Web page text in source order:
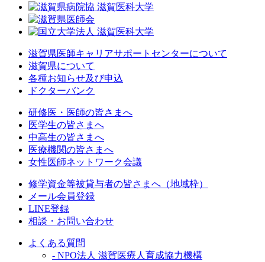
滋賀県医師キャリアサポートセンターについて
滋賀県について
各種お知らせ及び申込
ドクターバンク
研修医・医師の皆さまへ
医学生の皆さまへ
中高生の皆さまへ
医療機関の皆さまへ
女性医師ネットワーク会議
修学資金等被貸与者の皆さまへ（地域枠）
メール会員登録
LINE登録
相談・お問い合わせ
よくある質問
- NPO法人 滋賀医療人育成協力機構